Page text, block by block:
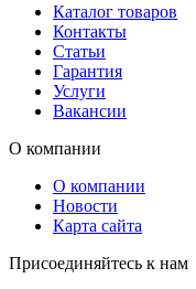
Каталог товаров
Контакты
Статьи
Гарантия
Услуги
Вакансии
О компании
О компании
Новости
Карта сайта
Присоединяйтесь к нам